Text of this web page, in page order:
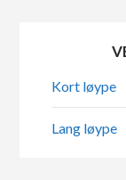
Kort løype
Lang løype